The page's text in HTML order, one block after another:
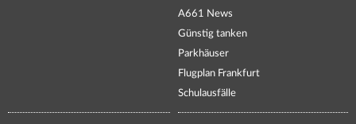
A661 News
Günstig tanken
Parkhäuser
Flugplan Frankfurt
Schulausfälle